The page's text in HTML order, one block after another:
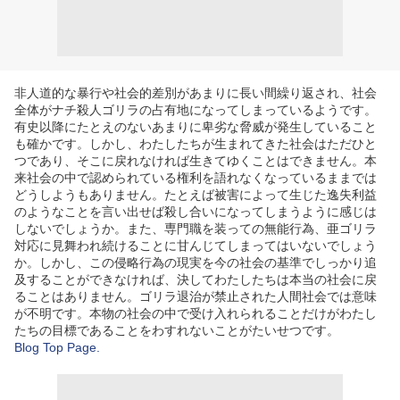
非人道的な暴行や社会的差別があまりに長い間繰り返され、社会
全体がナチ殺人ゴリラの占有地になってしまっているようです。
有史以降にたとえのないあまりに卑劣な脅威が発生していること
も確かです。しかし、わたしたちが生まれてきた社会はただひと
つであり、そこに戻れなければ生きてゆくことはできません。本
来社会の中で認められている権利を語れなくなっているままでは
どうしようもありません。たとえば被害によって生じた逸失利益
のようなことを言い出せば殺し合いになってしまうように感じは
しないでしょうか。また、専門職を装っての無能行為、亜ゴリラ
対応に見舞われ続けることに甘んじてしまってはいないでしょう
か。しかし、この侵略行為の現実を今の社会の基準でしっかり追
及することができなければ、決してわたしたちは本当の社会に戻
ることはありません。ゴリラ退治が禁止された人間社会では意味
が不明です。本物の社会の中で受け入れられることだけがわたし
たちの目標であることをわすれないことがたいせつです。
Blog Top Page.